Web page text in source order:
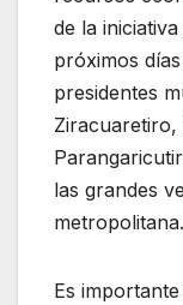
de la
próximos
presidentes
las grandes
metropolitana.
Es